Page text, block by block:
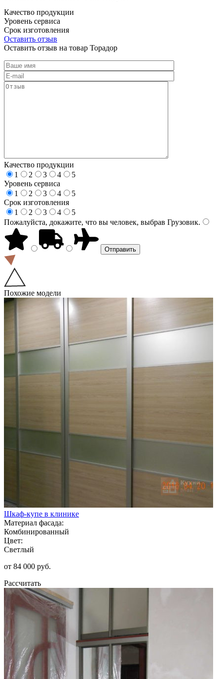
Качество продукции
Уровень сервиса
Срок изготовления
Оставить отзыв
Оставить отзыв на товар Торадор
Качество продукции
1
2 3 4
5
Уровень сервиса
1
2 3 4
5
Срок изготовления
1
2 3 4
5
Пожалуйста, докажите, что вы человек, выбрав Грузовик.
Похожие модели
Шкаф-купе в клинике
Материал фасада:
Комбинированный
Цвет:
Светлый
от 84 000 руб.
Рассчитать